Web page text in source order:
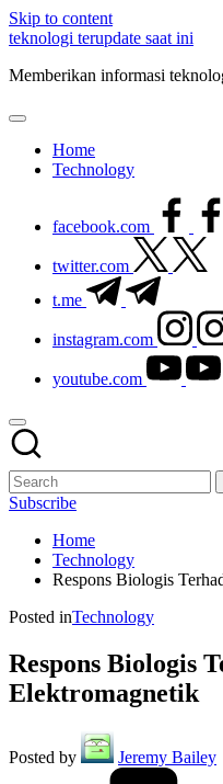
Skip to content
teknologi terupdate saat ini
Memberikan informasi
Home
Technology
facebook.com
twitter.com
t.me
instagram.com
youtube.com
Subscribe
Home
Technology
Respons Biologis
Posted inTechnology
Respons Biologis
Elektromagnetik
Posted by Jeremy Bailey